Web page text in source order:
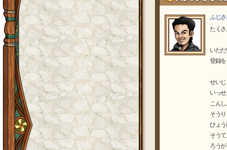
ふじ
たくさ
いた
登録
せい
いっ
こん
そう
ひょ
そう
ろう